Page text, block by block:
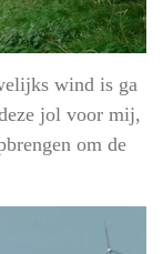
wind is ga
jol voor mij,
om de